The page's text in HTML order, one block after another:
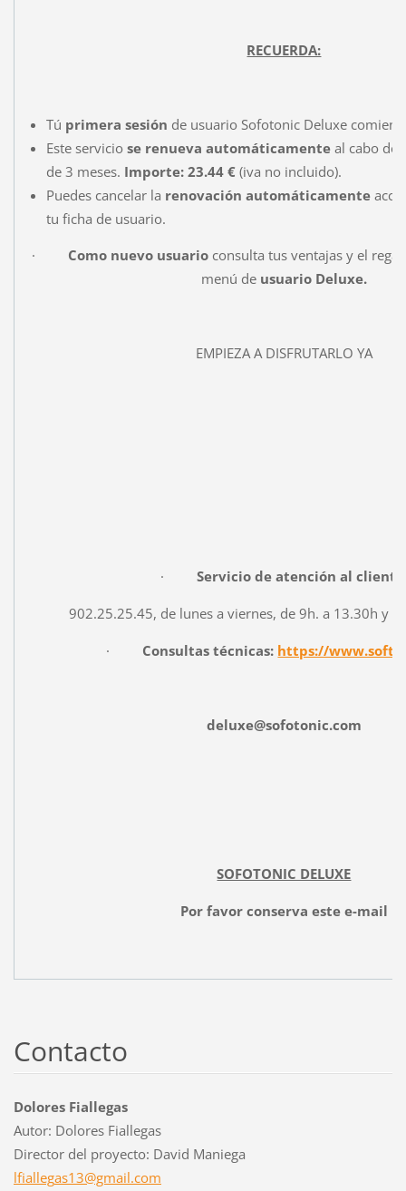
RECUERDA:
Tú primera sesión de usuario Sofotonic Deluxe
Este servicio se renueva automáticamenteal cabo de
de 3 meses. Importe: 23.44 € (iva no incluido).
Puedes cancelar la renovación automáticamente
tu ficha de usuario.
· Como nuevo usuario consulta tus ventajas y el
menú de usuario Deluxe.
EMPIEZA A DISFRUTARLO YA
· Servicio de atención al
902.25.25.45, de lunes a viernes, de 9h. a 13.30h y
· Consultas técnicas: https://
deluxe@sofotonic.com
SOFOTONIC DELUXE
Por favor conserva este e-mail
Contacto
Dolores Fiallegas
Autor: Dolores Fiallegas
Director del proyecto: David Maniega
lfiallegas13@gmail.com